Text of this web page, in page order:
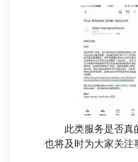
此类服务是否真
也将及时为大家关注